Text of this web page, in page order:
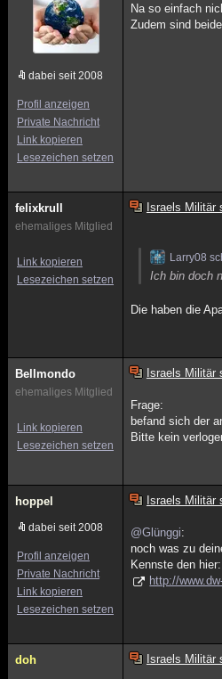
dabei seit 2008
Profil anzeigen
Private Nachricht
Link kopieren
Lesezeichen setzen
Na so einfach
Zudem sind
felixkrull
ehemaliges Mitglied
Link kopieren
Lesezeichen setzen
Israels Militär
Larry08
Ich bin doch
Die haben die
Bellmondo
ehemaliges Mitglied
Link kopieren
Lesezeichen setzen
Israels Militär
Frage:
befand sich der
Bitte kein
hoppel
dabei seit 2008
Profil anzeigen
Private Nachricht
Link kopieren
Lesezeichen setzen
Israels Militär
@Glünggi:
noch was zu
Kennste den hier:
http://
doh Israels Militär